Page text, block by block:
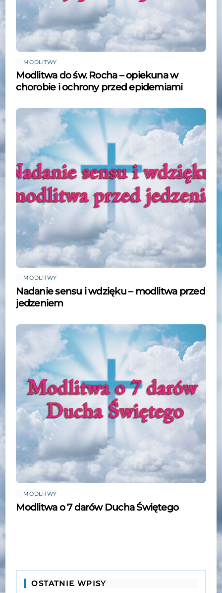
MODLITWY
Modlitwa do św. Rocha – opiekuna w
chorobie i ochrony przed epidemiami
MODLITWY
Nadanie sensu i wdzięku – modlitwa przed
jedzeniem
MODLITWY
Modlitwa o 7 darów Ducha Świętego
OSTATNIE WPISY